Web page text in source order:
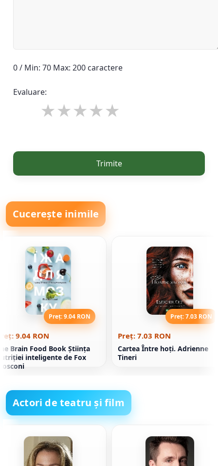
0 / Min: 70 Max: 200 caractere
Evaluare:
Trimite
Cucerește inimile
Preț: 9.04 RON
9.04 RON
Brain Food Book Știința
inteligente de Fox
Preț: 7.03 RON
Preț: 7.03 RON
Cartea Între hoţi. Adrienne
Tineri
Actori de teatru și film